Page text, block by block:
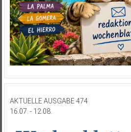
AKTUELLE AUSGABE 474
16.07. - 12.08.